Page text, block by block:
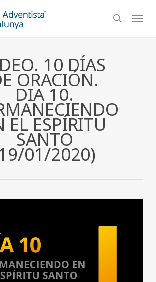
search
Menu
10 DÍAS
ORACIÓN.
DIA 10.
EL ESPÍRITU
SANTO
01/2020)